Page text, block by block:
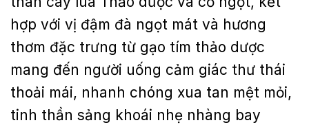
hợp với vị đậm đà ngọt mát và hương
thơm đặc trưng từ gạo tím thảo dược
mang đến người uống cảm giác thư thái
thoải mái, nhanh chóng xua tan mệt mỏi,
tinh thần sảng khoái nhẹ nhàng bay